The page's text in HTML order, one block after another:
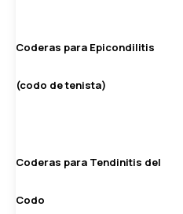
Coderas para Epicondilitis
(codo de tenista)
Coderas para Tendinitis del
Codo